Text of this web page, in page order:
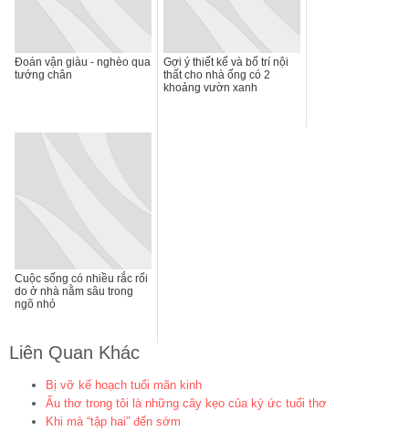
Đoán vận giàu - nghèo qua
tướng chân
Gợi ý thiết kế và bố trí nội
thất cho nhà ống có 2
khoảng vườn xanh
Cuộc sống có nhiều rắc rối
do ở nhà nằm sâu trong
ngõ nhỏ
Liên Quan Khác
Bị vỡ kế hoạch tuổi mãn kinh
Ấu thơ trong tôi là những cây kẹo của ký ức tuổi thơ
Khi mà “tập hai” đến sớm